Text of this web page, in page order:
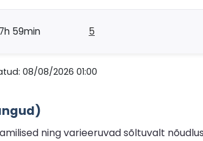
7h 59min 5
08/08/2026 01:00
ning varieeruvad sõltuvalt